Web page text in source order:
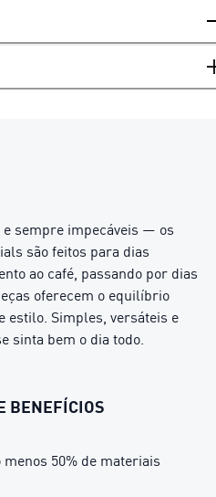
sempre impecáveis ​​— os
são feitos para dias
ao café, passando por dias
oferecem o equilíbrio
estilo. Simples, versáteis e
sinta bem o dia todo.
BENEFÍCIOS
50% de materiais